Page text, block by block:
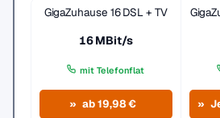
GigaZuhause 16 DSL + TV
16 MBit/s
mit Telefonflat
ab 19,98 €